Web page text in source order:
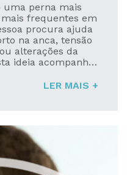
uma perna mais
frequentes em
procura ajuda
na anca, tensão
alterações da
ideia acompanha
os sintomas.
LER MAIS +